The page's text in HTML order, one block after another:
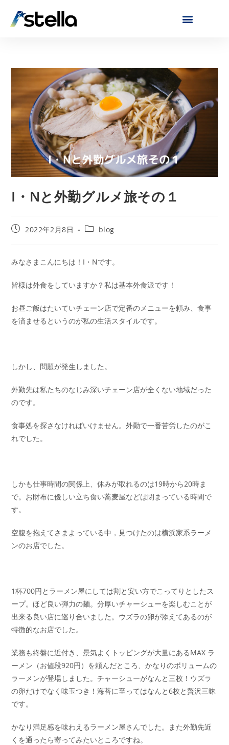
I・Nと外勤グルメ旅その１
2022年2月8日 blog
みなさまこんにちは！I・Nです。
皆様は外食をしていますか？私は基本外食派です！
お昼ご飯はたいていチェーン店で定番のメニューを頼み、食事
を済ませるというのが私の生活スタイルです。
しかし、問題が発生しました。
外勤先は私たちのなじみ深いチェーン店が全くない地域だった
のです。
食事処を探さなければいけません。外勤で一番苦労したのがこ
れでした。
しかも仕事時間の関係上、休みが取れるのは19時から20時ま
で。お財布に優しい立ち食い蕎麦屋などは閉まっている時間で
す。
空腹を抱えてさまよっている中，見つけたのは横浜家系ラーメ
ンのお店でした。
1杯700円とラーメン屋にしては割と安い方でこってりとしたス
ープ。ほど良い弾力の麺。分厚いチャーシューを楽しむことが
出来る良い店に巡り合いました。ウズラの卵が添えてあるのが
特徴的なお店でした。
業務も終盤に近付き、景気よくトッピングが大量にあるMAX ラ
ーメン（お値段920円）を頼んだところ、かなりのボリュームの
ラーメンが登場しました。チャーシューがなんと三枚！ウズラ
の卵だけでなく味玉つき！海苔に至ってはなんと6枚と贅沢三昧
です。
かなり満足感を味わえるラーメン屋さんでした。また外勤先近
くを通ったら寄ってみたいところですね。